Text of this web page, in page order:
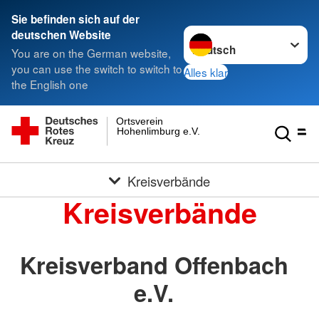
Sie befinden sich auf der
deutschen Website
You are on the German website,
you can use the switch to switch to
the English one
Sprache wechseln zu
Alles klar
Hohenlimburg e.V.
Ortsverein
Kreisverbände
Kreisverbände
Kreisverband Offenbach
e.V.